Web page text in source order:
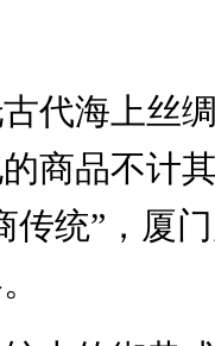
海上丝绸
商品不计
传统”，厦